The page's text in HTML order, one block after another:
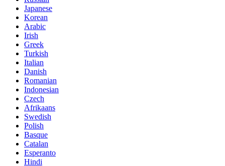
Japanese
Korean
Arabic
Irish
Greek
Turkish
Italian
Danish
Romanian
Indonesian
Czech
Afrikaans
Swedish
Polish
Basque
Catalan
Esperanto
Hindi